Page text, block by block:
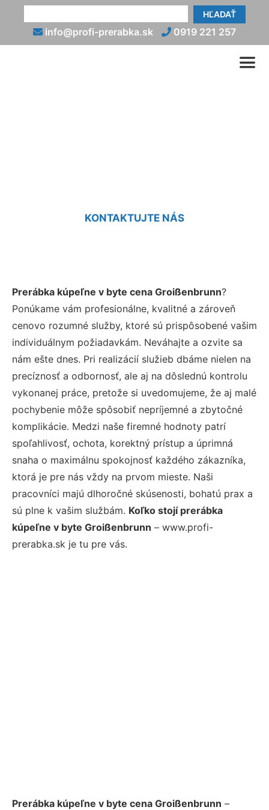
HĽADAŤ
info@profi-prerabka.sk 0919 221 257
KONTAKTUJTE NÁS
Prerábka kúpeľne v byte cena Groißenbrunn?
Ponúkame vám profesionálne, kvalitné a zároveň
cenovo rozumné služby, ktoré sú prispôsobené vašim
individuálnym požiadavkám. Neváhajte a ozvite sa
nám ešte dnes. Pri realizácií služieb dbáme nielen na
precíznosť a odbornosť, ale aj na dôslednú kontrolu
vykonanej práce, pretože si uvedomujeme, že aj malé
pochybenie môže spôsobiť nepríjemné a zbytočné
komplikácie. Medzi naše firemné hodnoty patrí
spoľahlivosť, ochota, korektný prístup a úprimná
snaha o maximálnu spokojnosť každého zákazníka,
ktorá je pre nás vždy na prvom mieste. Naši
pracovníci majú dlhoročné skúsenosti, bohatú prax a
sú plne k vašim službám. Koľko stojí prerábka
kúpeľne v byte Groißenbrunn – www.profi-
prerabka.sk je tu pre vás.
Prerábka kúpeľne v byte cena Groißenbrunn –